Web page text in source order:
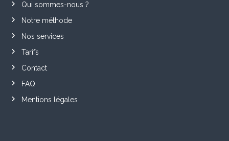
Qui sommes-nous ?
Notre méthode
Nos services
Tarifs
Contact
FAQ
Mentions légales